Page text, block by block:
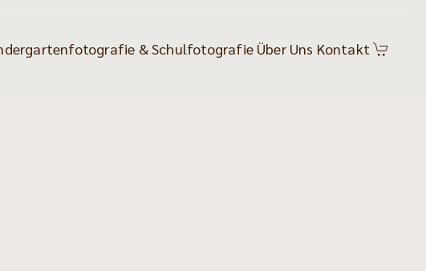
& Schulfotografie Über Uns Kontakt